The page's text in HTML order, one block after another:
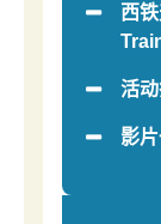
西
活
影